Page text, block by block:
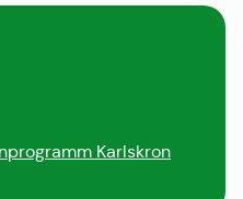
Karlskron